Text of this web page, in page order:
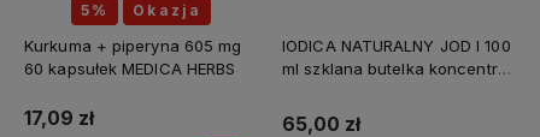
5% Okazja
Kurkuma + piperyna 605 mg
60 kapsułek MEDICA HERBS
17,09 zł
IODICA NATURALNY JOD I 100
ml szklana butelka koncentrat
65,00 zł